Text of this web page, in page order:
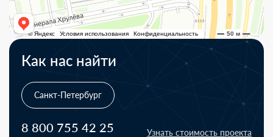
Как нас найти
Санкт-Петербург
8 800 755 42 25 Узнать стоимость проекта